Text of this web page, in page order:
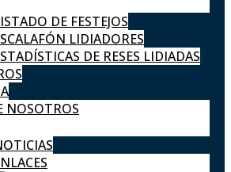
DE FESTEJOS
LIDIADORES
DE RESES LIDIADAS
NOSOTROS